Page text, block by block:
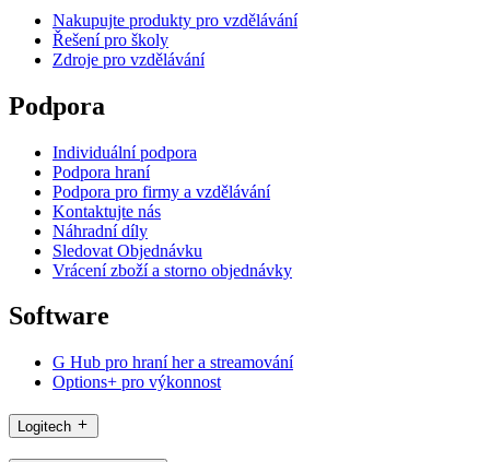
Nakupujte produkty pro vzdělávání
Řešení pro školy
Zdroje pro vzdělávání
Podpora
Individuální podpora
Podpora hraní
Podpora pro firmy a vzdělávání
Kontaktujte nás
Náhradní díly
Sledovat Objednávku
Vrácení zboží a storno objednávky
Software
G Hub pro hraní her a streamování
Options+ pro výkonnost
Logitech